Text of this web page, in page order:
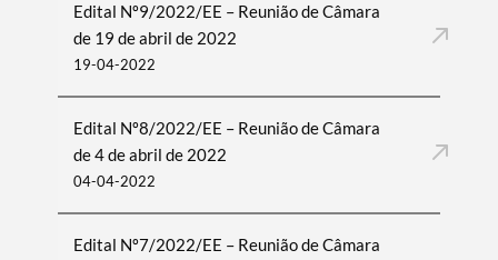
Edital Nº9/2022/EE – Reunião de Câmara
de 19 de abril de 2022
19-04-2022
Edital Nº8/2022/EE – Reunião de Câmara
de 4 de abril de 2022
04-04-2022
Edital Nº7/2022/EE – Reunião de Câmara